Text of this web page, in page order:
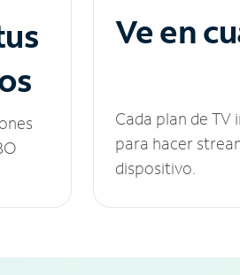
Ve en
Cada plan de TV
para hacer
dispositivo.